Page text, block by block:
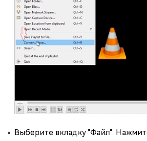
Выберите вкладку "Файл".